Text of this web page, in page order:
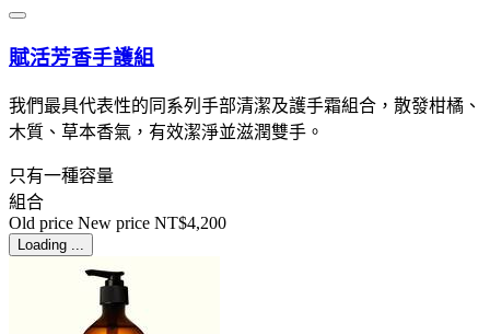
賦活芳香手護組
我們最具代表性的同系列手部清潔及護手霜組合，散發柑橘、
木質、草本香氣，有效潔淨並滋潤雙手。
只有一種容量
組合
Old price New price NT$4,200
Loading ...